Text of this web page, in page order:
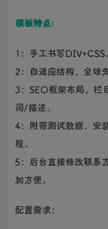
模板特点:
1：手工书写DIV+CSS
2：自适应结构，全球
3：SEO框架布局，栏
词/描述。
4：附带测试数据、安
程。
5：后台直接修改联系
加方便。
配置需求：